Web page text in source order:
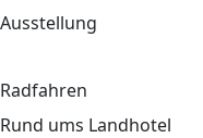
Ausstellung
Radfahren
Rund ums Landhotel